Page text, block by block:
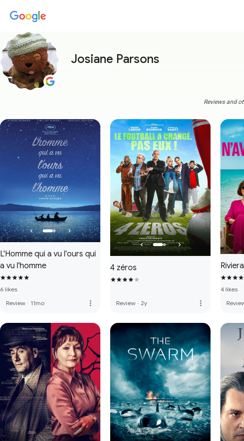
Josiane Parsons
Reviews and
L'Homme qui a vu l'ours qui
a vu l'homme
6 likes
Review · 11mo more_vert
4 zéros
Review · 2y more_vert
4 likes